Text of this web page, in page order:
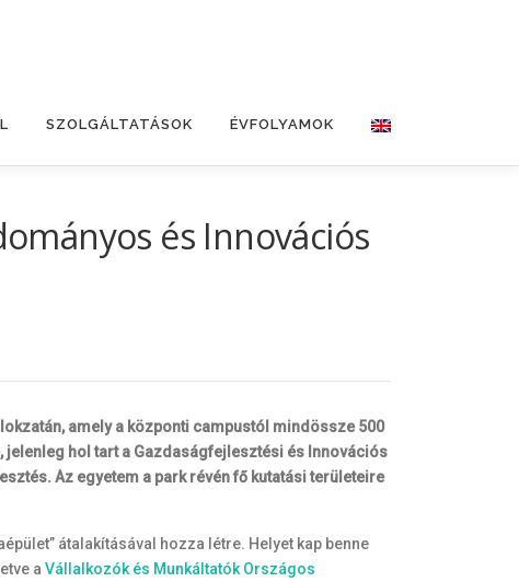
SZOLGÁLTATÁSOK ÉVFOLYAMOK
és Innovációs
amely a központi campustól mindössze 500
jelenleg hol tart a Gazdaságfejlesztési és Innovációs
Az egyetem a park révén fő kutatási területeire
átalakításával hozza létre. Helyet kap benne
a Vállalkozók és Munkáltatók Országos